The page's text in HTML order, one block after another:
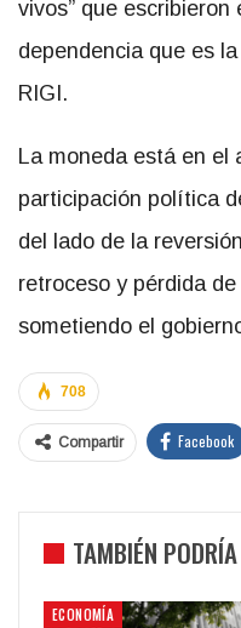
vivos” que escribieron
dependencia que es
RIGI.
La moneda está en el
participación política
del lado de la
retroceso y pérdida
sometiendo el
708
Compartir Facebook
TAMBIÉN
ECONOMÍA